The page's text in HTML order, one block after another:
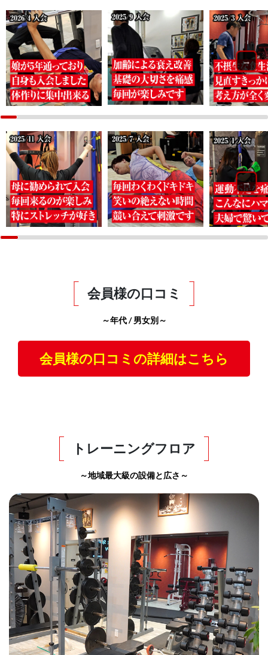
2026/02/17（火）
3月以降入会のお知らせ
2026/02/17（火）
お客様の実例/Voice 追加しました
１月以降入会のご案内
2025/10/11（土）
会社設立のお知らせ
→
→
会員様の口コミ
～年代 / 男女別～
会員様の口コミの詳細はこちら
トレーニングフロア
～地域最大級の設備と広さ～